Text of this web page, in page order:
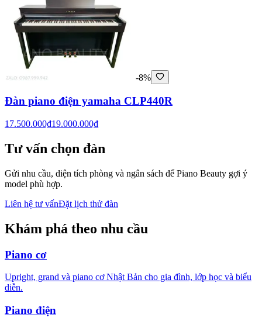
-8%
Đàn piano điện yamaha CLP440R
17.500.000₫19.000.000₫
Tư vấn chọn đàn
Gửi nhu cầu, diện tích phòng và ngân sách để Piano Beauty gợi ý
model phù hợp.
Liên hệ tư vấnĐặt lịch thử đàn
Khám phá theo nhu cầu
Piano cơ
Upright, grand và piano cơ Nhật Bản cho gia đình, lớp học và biểu
diễn.
Piano điện